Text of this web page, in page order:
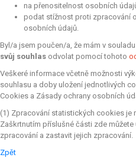
na přenositelnost osobních
podat stížnost proti zpracování
osobních údajů.
Byl/a jsem poučen/a, že mám v
svůj souhlas odvolat pomocí tohoto
Veškeré informace včetně možnosti
souhlasu a doby uložení jednotlivých
Cookies a Zásady ochrany osobních
(1) Zpracování statistických cookies je
Zaškrtnutím příslušné části zde
zpracování a zastavit jejich zpracování.
Zpět